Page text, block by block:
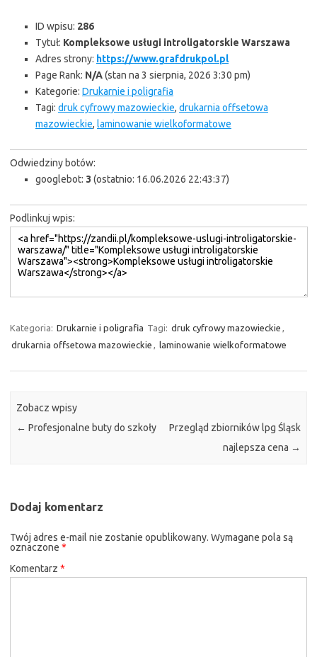
ID wpisu: 286
Tytuł: Kompleksowe usługi introligatorskie Warszawa
Adres strony: https://www.grafdrukpol.pl
Page Rank: N/A(stan na 3 sierpnia, 2026 3:30 pm)
Kategorie: Drukarnie i poligrafia
Tagi: druk cyfrowy mazowieckie, drukarnia offsetowa
mazowieckie, laminowanie wielkoformatowe
Odwiedziny botów:
googlebot: 3 (ostatnio: 16.06.2026 22:43:37)
Podlinkuj wpis:
Kategoria: Drukarnie i poligrafia Tagi: druk cyfrowy mazowieckie ,
drukarnia offsetowa mazowieckie , laminowanie wielkoformatowe
Zobacz wpisy
← Profesjonalne buty do szkoły
Przegląd zbiorników lpg Śląsk
najlepsza cena →
Dodaj komentarz
Twój adres e-mail nie zostanie opublikowany. Wymagane pola są
oznaczone *
Komentarz *